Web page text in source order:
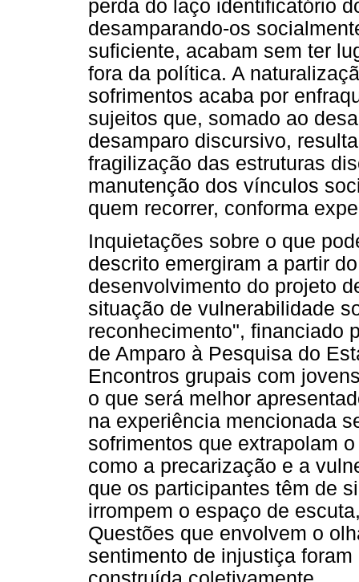
perda do laço identificatório
desamparando-os
suficiente, acabam sem ter
fora da política. A
sofrimentos acaba por
sujeitos que, somado ao
desamparo discursivo,
fragilização das estruturas
manutenção dos vínculos
quem recorrer, conforma
Inquietações sobre o que
descrito emergiram a partir
desenvolvimento do projeto
situação de vulnerabilidade
reconhecimento", financiado
de Amparo à Pesquisa do
Encontros grupais com
o que será melhor
na experiência mencionada
sofrimentos que extrapolam
como a precarização e a
que os participantes têm de
irrompem o espaço de
Questões que envolvem o
sentimento de injustiça